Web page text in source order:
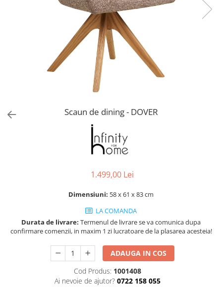
Covoare dormitor
Mobila dining
Console extensibile
Mese
Suport Umbrele
Console hol
Decoratiuni interioare
Scaun de dining - DOVER
1.499,00 Lei
Dimensiuni: 58 x 61 x 83 cm
LA COMANDA
Durata de livrare: Termenul de livrare se va comunica dupa
confirmare comenzii, in maxim 1 zi lucratoare de la plasarea acesteia!
ADAUGA IN COS
Cod Produs: 1001408
Ai nevoie de ajutor? 0722 158 055